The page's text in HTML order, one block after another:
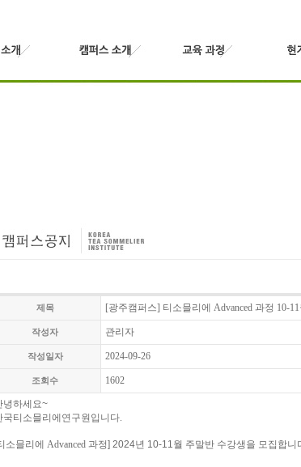
제목 [광주캠퍼스] 티소믈리에 Advanced 과정 10-
작성자 관리자
작성일자 2024-09-26
조회수 1602
녕하세요~
국티소믈리에연구원입니다.
소믈리에 Advanced 과정] 2024년 10-11월 주말반 수강생을 모집합니